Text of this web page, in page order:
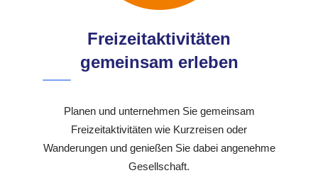
Freizeitaktivitäten
gemeinsam erleben
Planen und unternehmen Sie gemeinsam
Freizeitaktivitäten wie Kurzreisen oder
Wanderungen und genießen Sie dabei angenehme
Gesellschaft.